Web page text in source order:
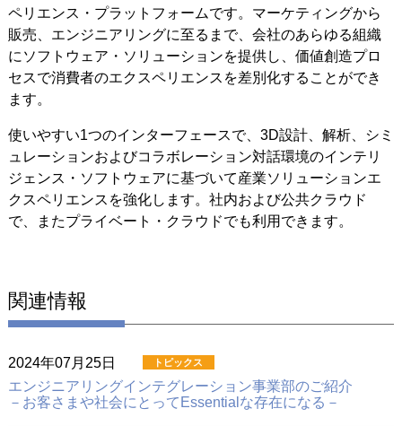
ペリエンス・プラットフォームです。マーケティングから
販売、エンジニアリングに至るまで、会社のあらゆる組織
にソフトウェア・ソリューションを提供し、価値創造プロ
セスで消費者のエクスペリエンスを差別化することができ
ます。
使いやすい1つのインターフェースで、3D設計、解析、シミ
ュレーションおよびコラボレーション対話環境のインテリ
ジェンス・ソフトウェアに基づいて産業ソリューションエ
クスペリエンスを強化します。社内および公共クラウド
で、またプライベート・クラウドでも利用できます。
関連情報
2024年07月25日
エンジニアリングインテグレーション事業部のご紹介
－お客さまや社会にとってEssentialな存在になる－